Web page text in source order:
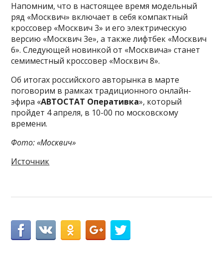
Напомним, что в настоящее время модельный
ряд «Москвич» включает в себя компактный
кроссовер «Москвич 3» и его электрическую
версию «Москвич 3е», а также лифтбек «Москвич
6». Следующей новинкой от «Москвича» станет
семиместный кроссовер «Москвич 8».
Об итогах российского авторынка в марте
поговорим в рамках традиционного онлайн-
эфира «АВТОСТАТ Оперативка», который
пройдет 4 апреля, в 10-00 по московскому
времени.
Фото: «Москвич»
Источник